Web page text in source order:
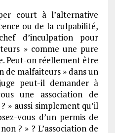
court à l’alternative
ou de la culpabilité,
d’inculpation pour
» comme une pure
Peut-on réellement être
de malfaiteurs » dans un
peut-il demander à
une association de
» aussi simplement qu’il
vous d’un permis de
? » ? L’association de